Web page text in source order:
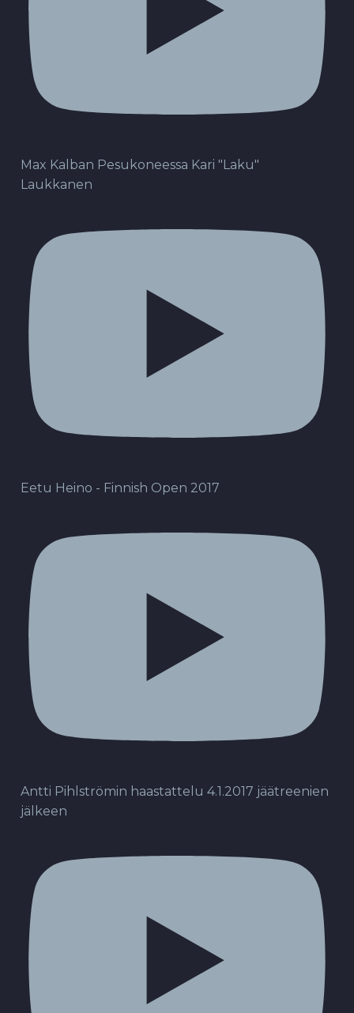
Max Kalban Pesukoneessa Kari "Laku"
Laukkanen
Eetu Heino - Finnish Open 2017
Antti Pihlströmin haastattelu 4.1.2017 jäätreenien
jälkeen